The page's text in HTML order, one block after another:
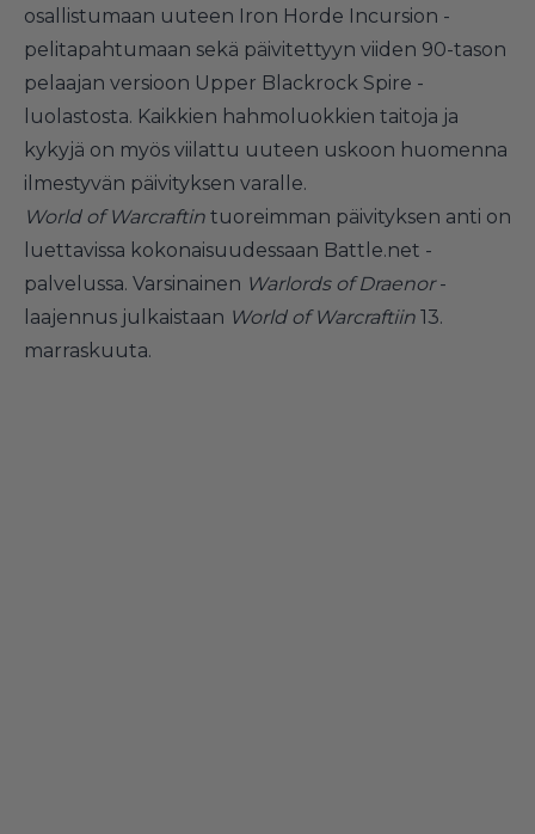
osallistumaan uuteen Iron Horde Incursion -
pelitapahtumaan sekä päivitettyyn viiden 90-tason
pelaajan versioon Upper Blackrock Spire -
luolastosta. Kaikkien hahmoluokkien taitoja ja
kykyjä on myös viilattu uuteen uskoon huomenna
ilmestyvän päivityksen varalle.
World of Warcraftin tuoreimman päivityksen anti on
luettavissa kokonaisuudessaan Battle.net -
palvelussa. Varsinainen Warlords of Draenor-
laajennus julkaistaan World of Warcraftiin 13.
marraskuuta.